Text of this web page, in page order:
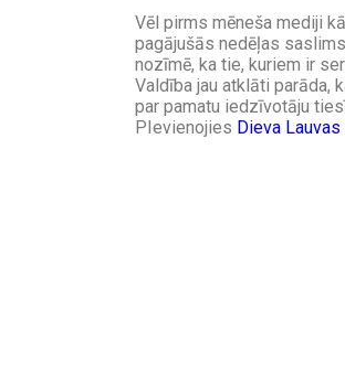
Vēl pirms mēneša mediji
pagājušās nedēļas
nozīmē, ka tie, kuriem ir
Valdība jau atklāti
par pamatu iedzīvotāju
PIevienojies Dieva Lauvas